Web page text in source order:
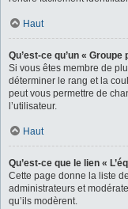
Haut
Qu’est-ce qu’un « Groupe
Si vous êtes membre de
déterminer le rang et la
peut vous permettre de
l’utilisateur.
Haut
Qu’est-ce que le lien «
Cette page donne la liste
administrateurs et
qu’ils modèrent.